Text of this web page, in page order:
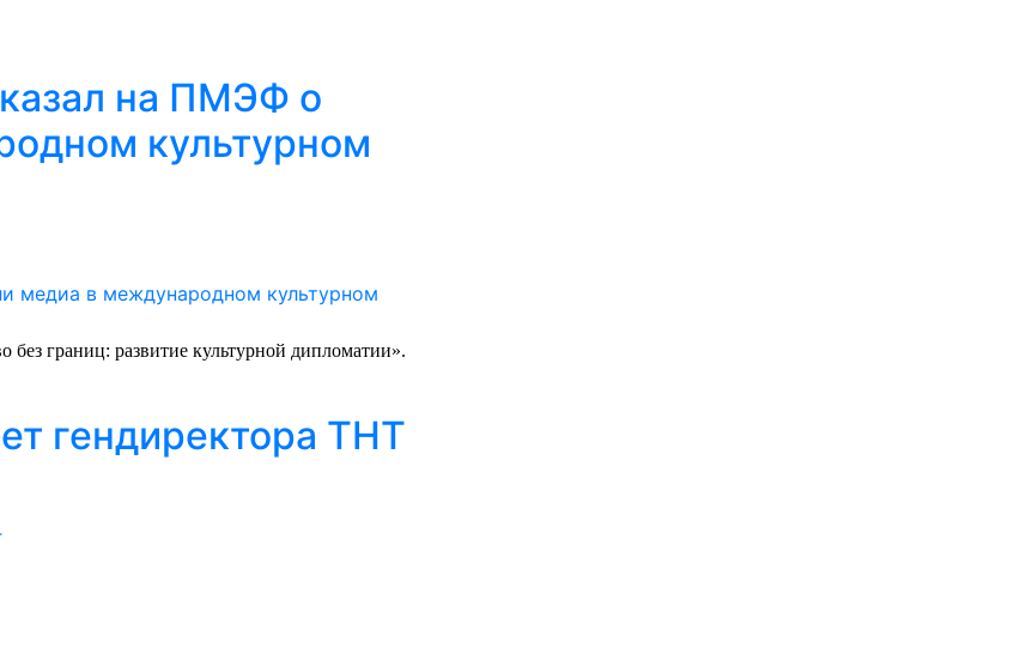
на ПМЭФ о
культурном
границ: развитие культурной дипломатии».
гендиректора ТНТ